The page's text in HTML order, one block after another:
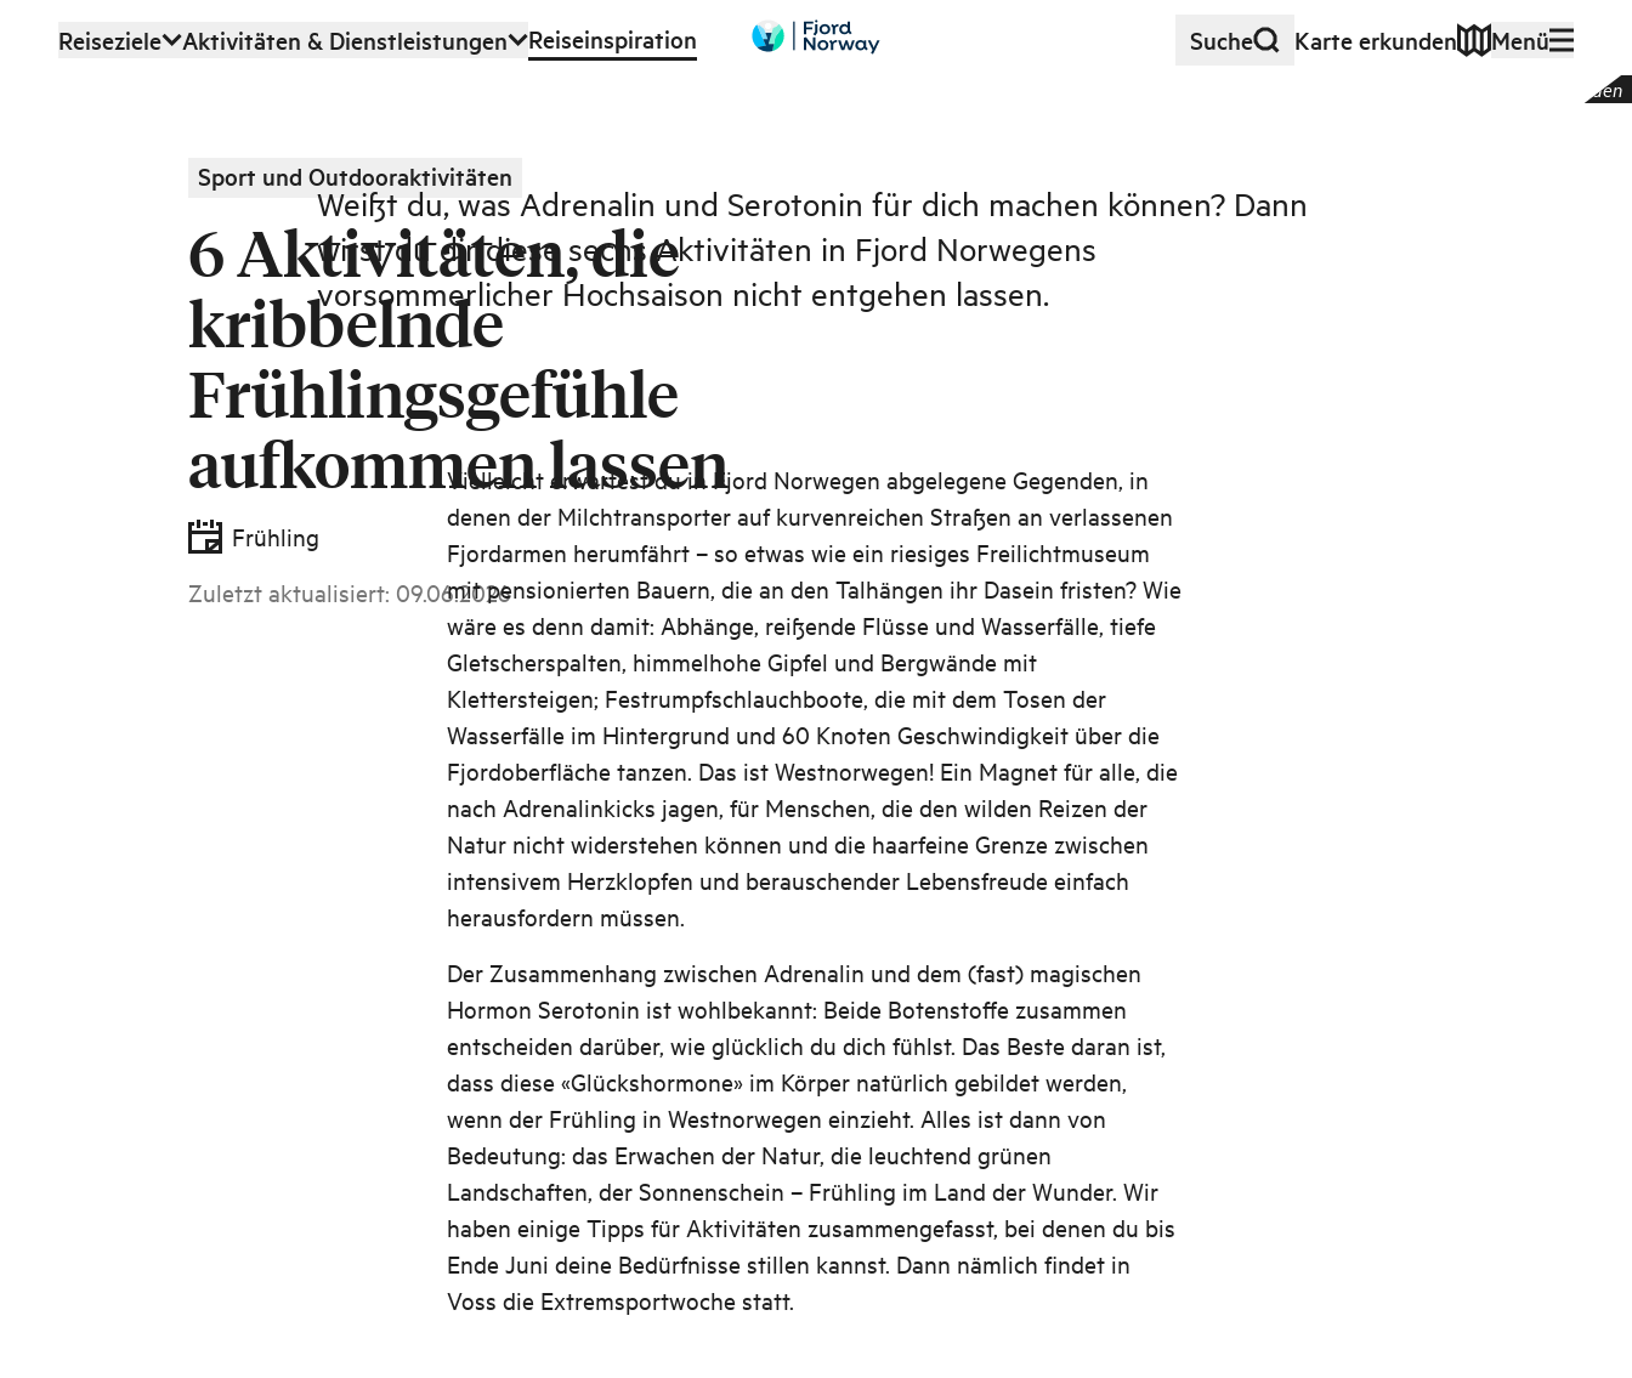
Zum Hauptinhalt
Reiseziele Aktivitäten & Dienstleistungen Reiseinspiration Suche Karte erkunden Menü
Sport und Outdooraktivitäten
6 Aktivitäten, die
kribbelnde
Frühlingsgefühle
aufkommen lassen
Frühling
Zuletzt aktualisiert: 09.06.2026
Uteguiden
Weißt du, was Adrenalin und Serotonin für dich machen können? Dann
wirst du dir diese sechs Aktivitäten in Fjord Norwegens
vorsommerlicher Hochsaison nicht entgehen lassen.
Vielleicht erwartest du in Fjord Norwegen abgelegene Gegenden, in
denen der Milchtransporter auf kurvenreichen Straßen an verlassenen
Fjordarmen herumfährt – so etwas wie ein riesiges Freilichtmuseum
mit pensionierten Bauern, die an den Talhängen ihr Dasein fristen? Wie
wäre es denn damit: Abhänge, reißende Flüsse und Wasserfälle, tiefe
Gletscherspalten, himmelhohe Gipfel und Bergwände mit
Klettersteigen; Festrumpfschlauchboote, die mit dem Tosen der
Wasserfälle im Hintergrund und 60 Knoten Geschwindigkeit über die
Fjordoberfläche tanzen. Das ist Westnorwegen! Ein Magnet für alle, die
nach Adrenalinkicks jagen, für Menschen, die den wilden Reizen der
Natur nicht widerstehen können und die haarfeine Grenze zwischen
intensivem Herzklopfen und berauschender Lebensfreude einfach
herausfordern müssen.
Der Zusammenhang zwischen Adrenalin und dem (fast) magischen
Hormon Serotonin ist wohlbekannt: Beide Botenstoffe zusammen
entscheiden darüber, wie glücklich du dich fühlst. Das Beste daran ist,
dass diese «Glückshormone» im Körper natürlich gebildet werden,
wenn der Frühling in Westnorwegen einzieht. Alles ist dann von
Bedeutung: das Erwachen der Natur, die leuchtend grünen
Landschaften, der Sonnenschein – Frühling im Land der Wunder. Wir
haben einige Tipps für Aktivitäten zusammengefasst, bei denen du bis
Ende Juni deine Bedürfnisse stillen kannst. Dann nämlich findet in
Voss die Extremsportwoche statt.